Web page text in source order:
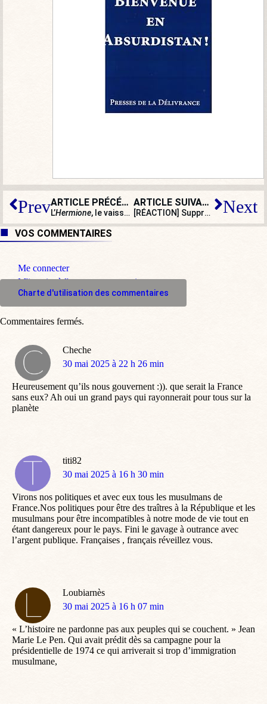
Prev ARTICLE PRÉCÉDENT
L’Hermione, le vaisseau de la liberté en péril
ARTICLE SUIVANT
[RÉACTION] Suppression des ZFE : Next
VOS COMMENTAIRES
Me connecter
M'inscrire à l'espace commentaire
Charte d'utilisation des commentaires
Cheche
dit
30 mai 2025 à 22 h 26 min
Heureusement qu’ils nous gouvernent :)). que serait la France
sans eux? Ah oui un grand pays qui rayonnerait pour tous sur la
planète
titi82
dit
30 mai 2025 à 16 h 30 min
Virons nos politiques et avec eux tous les musulmans de
France.Nos politiques pour être des traîtres à la République et les
musulmans pour être incompatibles à notre mode de vie tout en
étant dangereux pour le pays. Fini le gavage à outrance avec
l’argent publique. Françaises , français réveillez vous.
Loubiarnès
dit
30 mai 2025 à 16 h 07 min
« L’histoire ne pardonne pas aux peuples qui se couchent. » Jean
Marie Le Pen. Qui avait prédit dès sa campagne pour la
présidentielle de 1974 ce qui arriverait si trop d’immigration
musulmane,
Commentaires fermés.